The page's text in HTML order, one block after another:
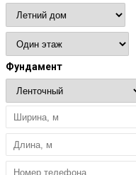
Фундамент